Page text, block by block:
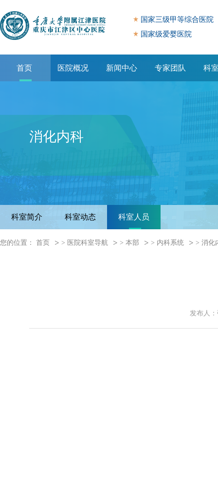
国家三级甲等综合医院
国家级爱婴医院
首页 医院概况 新闻中心 专家团队 科
消化内科
科室简介 科室动态 科室人员
您的位置： 首页 > 医院科室导航 > 本部 > 内科系统 > 消化
发布人